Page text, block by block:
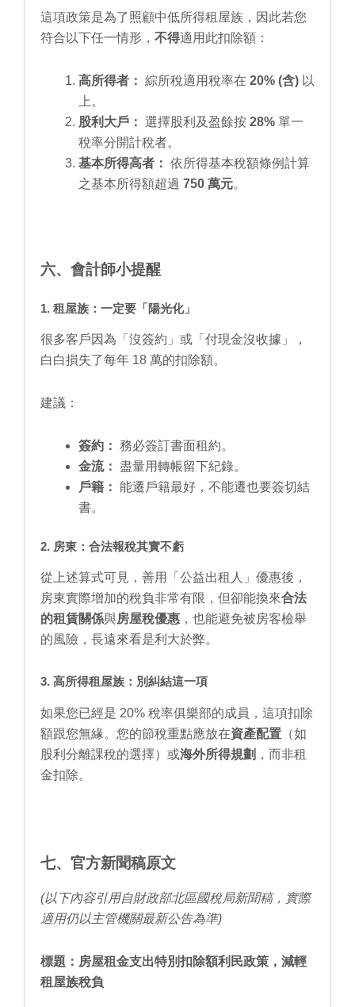
這項政策是為了照顧中低所得租屋族，因此若您
符合以下任一情形， 不得適用此扣除額：
高所得者： 綜所稅適用稅率在 20% (含) 以
上。
股利大戶： 選擇股利及盈餘按 28% 單一
稅率分開計稅者。
基本所得高者： 依所得基本稅額條例計算
之基本所得額超過 750 萬元。
六、會計師小提醒
1. 租屋族：一定要「陽光化」
很多客戶因為「沒簽約」或「付現金沒收據」，
白白損失了每年 18 萬的扣除額。
建議：
簽約： 務必簽訂書面租約。
金流： 盡量用轉帳留下紀錄。
戶籍： 能遷戶籍最好，不能遷也要簽切結
書。
2. 房東：合法報稅其實不虧
從上述算式可見，善用「公益出租人」優惠後，
房東實際增加的稅負非常有限，但卻能換來合法
的租賃關係與房屋稅優惠 ，也能避免被房客檢舉
的風險，長遠來看是利大於弊。
3. 高所得租屋族：別糾結這一項
如果您已經是 20% 稅率俱樂部的成員，這項扣除
額跟您無緣。您的節稅重點應放在資產配置 （如
股利分離課稅的選擇）或海外所得規劃 ，而非租
金扣除。
七、官方新聞稿原文
(以下內容引用自財政部北區國稅局新聞稿，實際
適用仍以主管機關最新公告為準)
標題：房屋租金支出特別扣除額利民政策，減輕
租屋族稅負